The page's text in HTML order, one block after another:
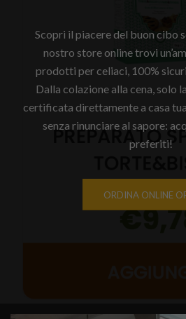
Scopri il piacere del buon cibo
nostro store online trovi
prodotti per celiaci, 100%
Dalla colazione alla cena, solo
certificata direttamente a casa
senza rinunciare al sapore:
preferiti!
ORDINA ONLINE